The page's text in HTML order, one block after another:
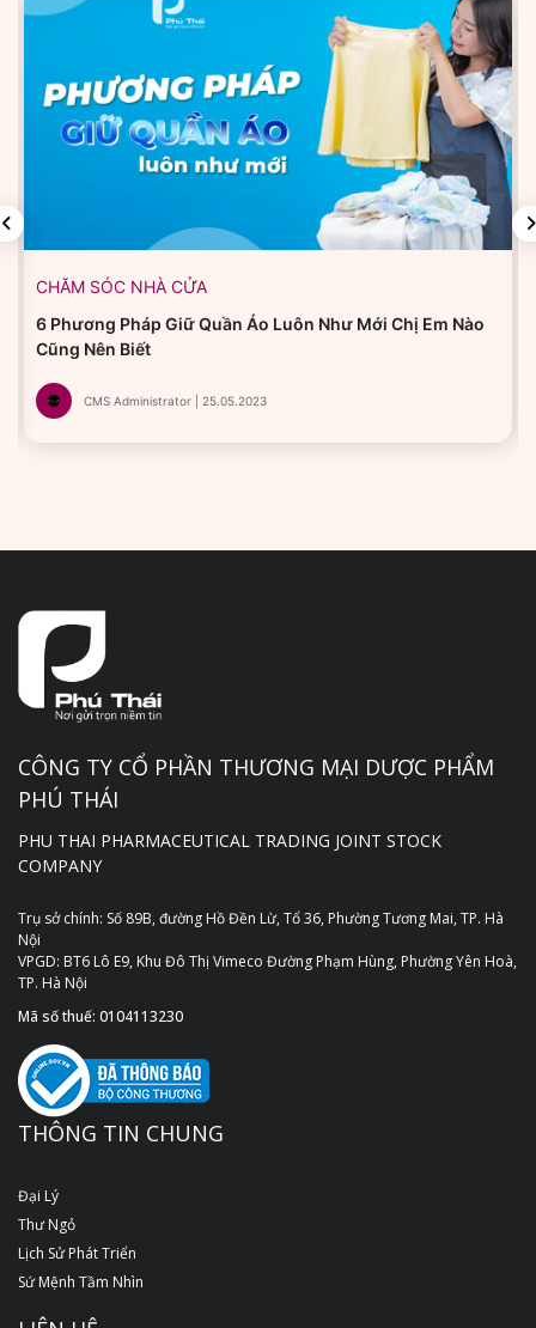
CHĂM SÓC NHÀ CỬA
6 Phương Pháp Giữ Quần Áo Luôn Như Mới Chị Em Nào
Cũng Nên Biết
CMS Administrator | 25.05.2023
CÔNG TY CỔ PHẦN THƯƠNG MẠI DƯỢC PHẨM
PHÚ THÁI
PHU THAI PHARMACEUTICAL TRADING JOINT STOCK
COMPANY
Trụ sở chính: Số 89B, đường Hồ Đền Lừ, Tổ 36, Phường Tương Mai, TP. Hà
Nội
VPGD: BT6 Lô E9, Khu Đô Thị Vimeco Đường Phạm Hùng, Phường Yên Hoà,
TP. Hà Nội
Mã số thuế: 0104113230
THÔNG TIN CHUNG
Đại Lý
Thư Ngỏ
Lịch Sử Phát Triển
Sứ Mệnh Tầm Nhìn